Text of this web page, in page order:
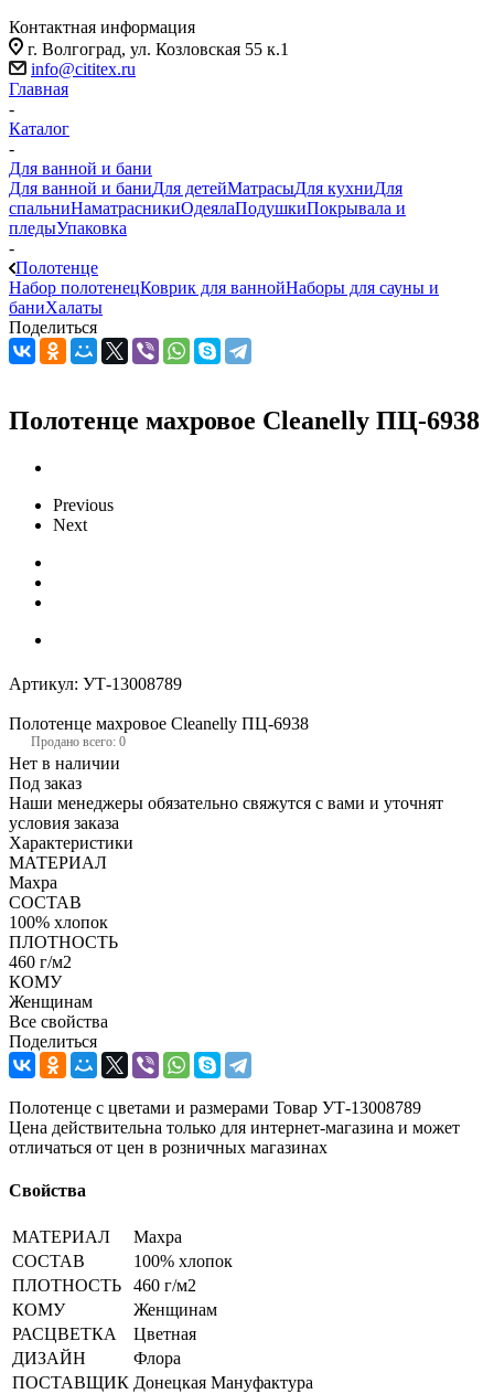
Контактная информация
г. Волгоград, ул. Козловская 55 к.1
info@cititex.ru
Главная
-
Каталог
-
Для ванной и бани
Для ванной и баниДля детейМатрасыДля кухниДля
спальниНаматрасникиОдеялаПодушкиПокрывала и
пледыУпаковка
-
Полотенце
Набор полотенецКоврик для ваннойНаборы для сауны и
баниХалаты
Поделиться
Полотенце махровое Cleanelly ПЦ-6938
Previous
Next
Артикул: УТ-13008789
Полотенце махровое Cleanelly ПЦ-6938
Продано всего: 0
Нет в наличии
Под заказ
Наши менеджеры обязательно свяжутся с вами и уточнят
условия заказа
Характеристики
МАТЕРИАЛ
Махра
СОСТАВ
100% хлопок
ПЛОТНОСТЬ
460 г/м2
КОМУ
Женщинам
Все свойства
Поделиться
Полотенце с цветами и размерами Товар УТ-13008789
Цена действительна только для интернет-магазина и может
отличаться от цен в розничных магазинах
Свойства
МАТЕРИАЛ
Махра
СОСТАВ
100% хлопок
ПЛОТНОСТЬ
460 г/м2
КОМУ
Женщинам
РАСЦВЕТКА
Цветная
ДИЗАЙН
Флора
ПОСТАВЩИК Донецкая Мануфактура